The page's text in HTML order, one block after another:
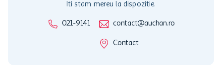
Iti stam mereu la dispozitie.
021-9141 contact@auchan.ro
Contact